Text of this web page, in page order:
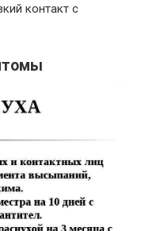
контакт с